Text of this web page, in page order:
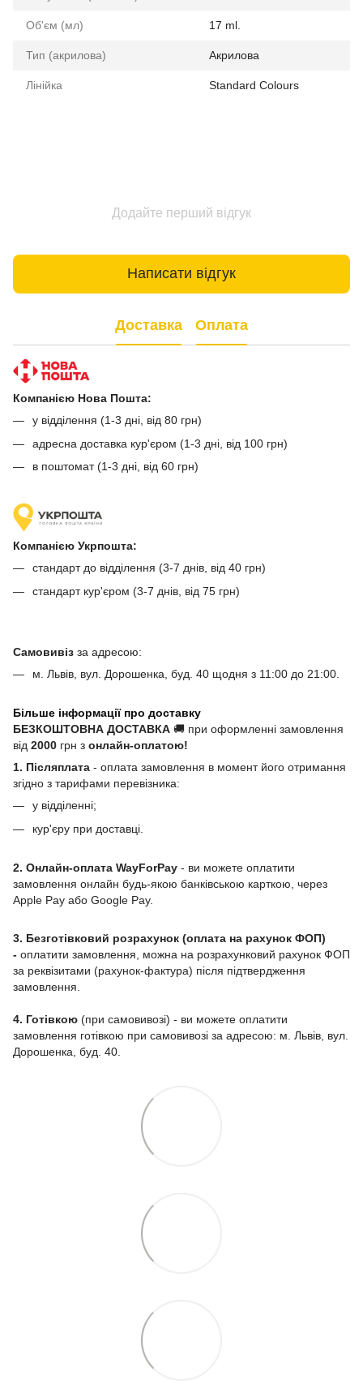
Об'єм (мл) 17 ml.
Тип (акрилова) Акрилова
Лінійка Standard Colours
Додайте перший відгук
Написати відгук
Доставка Оплата
Компанією Нова Пошта:
у відділення (1-3 дні, від 80 грн)
адресна доставка кур'єром (1-3 дні, від 100 грн)
в поштомат (1-3 дні, від 60 грн)
Компанією Укрпошта:
стандарт до відділення (3-7 днів, від 40 грн)
стандарт кур'єром (3-7 днів, від 75 грн)
Самовивіз за адресою:
м. Львів, вул. Дорошенка, буд. 40 щодня з 11:00 до 21:00.
Більше інформації про доставку
БЕЗКОШТОВНА ДОСТАВКА 🚚 при оформленні замовлення
від 2000 грн з онлайн-оплатою!
1. Післяплата - оплата замовлення в момент його отримання
згідно з тарифами перевізника:
у відділенні;
кур'єру при доставці.
2. Онлайн-оплата WayForPay - ви можете оплатити
замовлення онлайн будь-якою банківською карткою, через
Apple Pay або Google Pay.
3. Безготівковий розрахунок (оплата на рахунок ФОП)
- оплатити замовлення, можна на розрахунковий рахунок ФОП
за реквізитами (рахунок-фактура) після підтвердження
замовлення.
4. Готівкою (при самовивозі) - ви можете оплатити
замовлення готівкою при самовивозі за адресою: м. Львів, вул.
Дорошенка, буд. 40.